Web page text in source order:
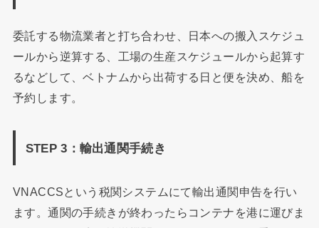
委託する物流業者と打ち合わせ、日本への搬入スケジュ
ールから逆算する、工場の生産スケジュールから起算す
るなどして、ベトナムから出荷する日と便を決め、船を
予約します。
STEP 3：輸出通関手続き
VNACCSという税関システムにて輸出通関申告を行い
ます。通関の手続きが終わったらコンテナを港に運びま